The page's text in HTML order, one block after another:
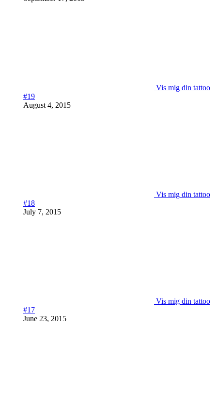
Vis mig din tattoo
#19
August 4, 2015
Vis mig din tattoo
#18
July 7, 2015
Vis mig din tattoo
#17
June 23, 2015